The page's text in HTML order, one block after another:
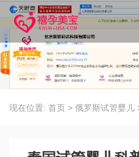
现在位置: 首页 > 俄罗斯试管婴儿